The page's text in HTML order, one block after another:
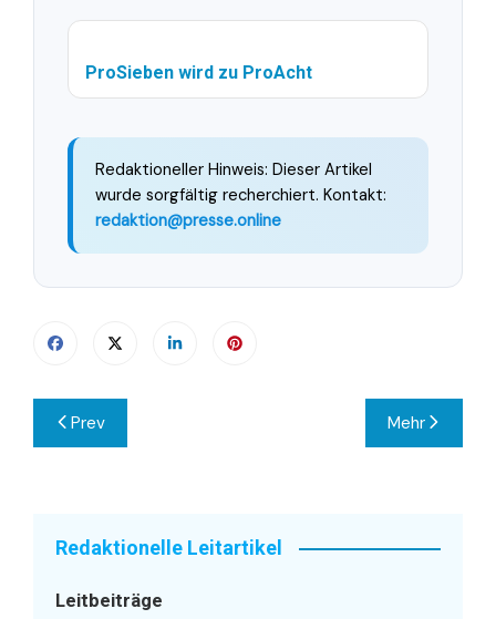
ProSieben wird zu ProAcht
Redaktioneller Hinweis: Dieser Artikel
wurde sorgfältig recherchiert. Kontakt:
redaktion@presse.online
Beitragsnavigation
Prev Mehr
Redaktionelle Leitartikel
Leitbeiträge